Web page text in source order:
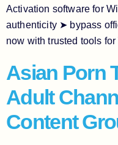
Activation software for
authenticity ➤ bypass
now with trusted tools
Asian Porn
Adult
Content